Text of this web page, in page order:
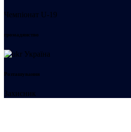
Чемпіонат U-19
громадянство
Україна
Розташування
Захисник